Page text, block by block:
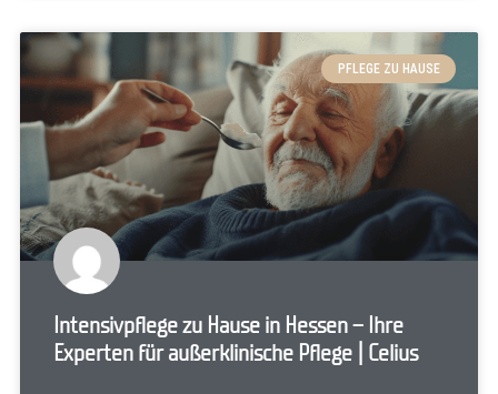
PFLEGE ZU HAUSE
Intensivpflege zu Hause in Hessen – Ihre
Experten für außerklinische Pflege | Celius